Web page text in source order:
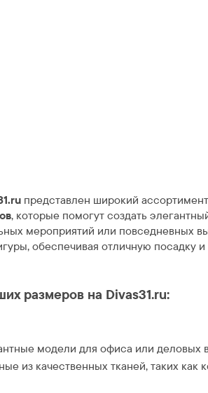
представлен широкий ассортимент
, которые помогут создать
мероприятий или повседневных
обеспечивая отличную посадку
размеров на Divas31.ru:
модели для офиса или деловых
из качественных тканей, таких как